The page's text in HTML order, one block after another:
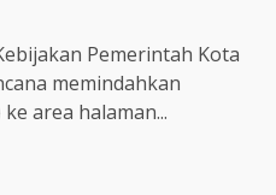
Pemerintah Kota
memindahkan
area halaman...